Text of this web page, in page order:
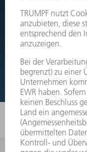
Wechseln Sie
Maschinen und